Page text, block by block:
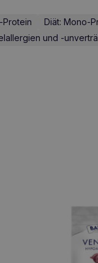
Protein
Diät: Mono-
und -